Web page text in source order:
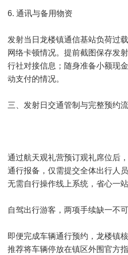
6. 通讯与备用物资
发射当日龙楼镇通信基站负荷过
网络卡顿情况。提前截图保存发
行社对接信息；随身准备小额现
动支付的情况。
三、发射日交通管制与完整预约
通过航天观礼营预订观礼席位后
通行报备，仅需提交全体出行人
无需自行操作线上系统，省心一站
自驾出行游客，两项手续缺一不可
即便完成车辆通行预约，龙楼镇
推荐将车辆停放在镇区外围官方